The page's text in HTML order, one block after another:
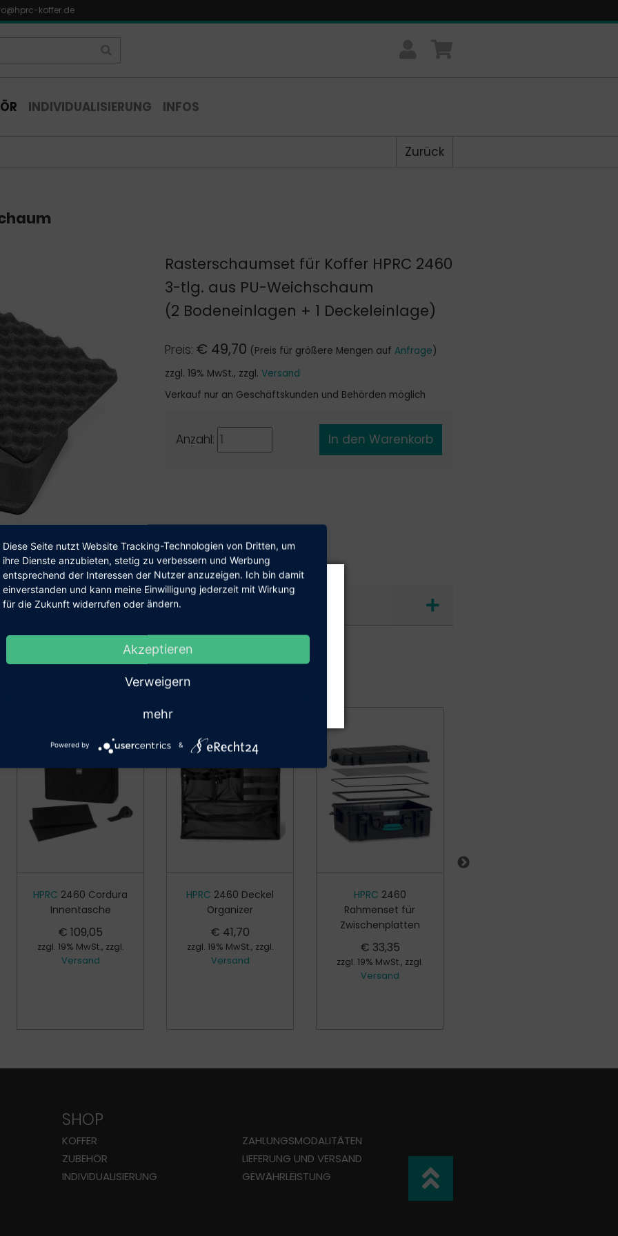
koffer.de
INDIVIDUALISIERUNG INFOS
Zurück
Rasterschaumset für Koffer HPRC 2460
3-tlg. aus PU-Weichschaum
(2 Bodeneinlagen + 1 Deckeleinlage)
Preis: € 49,70 (Preis für größere Mengen auf Anfrage)
zzgl. 19% MwSt., zzgl. Versand
Verkauf nur an Geschäftskunden und Behörden möglich
Anzahl:
Details (inkl. Video)
HPRC 2460 Cordura
Innentasche
€ 109,05
zzgl. 19% MwSt., zzgl.
Versand
HPRC 2460 Deckel
Organizer
€ 41,70
zzgl. 19% MwSt., zzgl.
Versand
HPRC 2460
Rahmenset für
Zwischenplatten
€ 33,35
zzgl. 19% MwSt., zzgl.
Versand
Shop beliefert aus­schließ­lich Geschäfts­kunden.
oder als Behörde einkaufe.
SHOP
KOFFER
ZUBEHÖR
INDIVIDUALISIERUNG
ZAHLUNGS­MODALITÄTEN
LIEFERUNG UND VERSAND
GEWÄHRLEISTUNG
Diese Seite nutzt Website Tracking-Technologien von Dritten, um
ihre Dienste anzubieten, stetig zu verbessern und Werbung
entsprechend der Interessen der Nutzer anzuzeigen. Ich bin damit
einverstanden und kann meine Einwilligung jederzeit mit Wirkung
für die Zukunft widerrufen oder ändern.
Akzeptieren
Verweigern
mehr
Powered by &